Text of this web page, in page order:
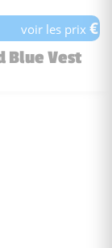
voir les prix€
Blue Vest